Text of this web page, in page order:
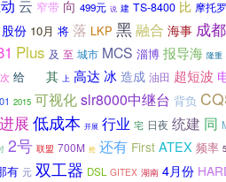
云 窄带 向 499元 说 建 TS-8400 比 摩托
股份 10月 将 落 LKP 黑融合 海事 成都
Plus 及 至 城市 MCS 淄博 报导海 隆重
给 其 上 高达 冰 造成 油田 超短波
2015 可视化slr8000中继台 背负
进展 低成本 开展 行业 宅 日夜 统建 同
2号 联盟 700M 抢 还有 First ATEX 频率
有 元 双工器 DSL GITEX 湖南 4月份